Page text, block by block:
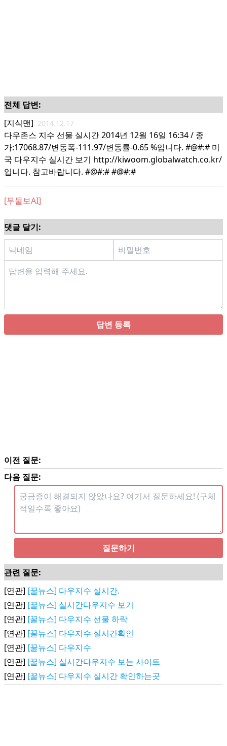
전체 답변:
[지식맨] 2014.12.17
다우존스 지수 선물 실시간 2014년 12월 16일 16:34 / 종
가:17068.87/변동폭-111.97/변동률-0.65 %입니다. #@#:# 미
국 다우지수 실시간 보기 http://kiwoom.globalwatch.co.kr/
입니다. 참고바랍니다. #@#:# #@#:#
[무물보AI]
댓글 달기:
답변 등록
이전 질문:
다음 질문:
질문하기
관련 질문:
[연관] [꿀뉴스] 다우지수 실시간.
[연관] [꿀뉴스] 실시간다우지수 보기
[연관] [꿀뉴스] 다우지수 선물 하락
[연관] [꿀뉴스] 다우지수 실시간확인
[연관] [꿀뉴스] 다우지수
[연관] [꿀뉴스] 실시간다우지수 보는 사이트
[연관] [꿀뉴스] 다우지수 실시간 확인하는곳